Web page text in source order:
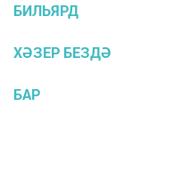
БИЛЬЯРД
ХӘЗЕР БЕЗДӘ
БАР